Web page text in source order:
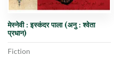
मेस्नेवी : इस्कंदर पाला (अनु : श्वेता
प्रधान)
Fiction